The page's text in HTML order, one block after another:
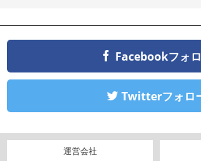
Facebookフォ
Twitterフォロ
運営会社